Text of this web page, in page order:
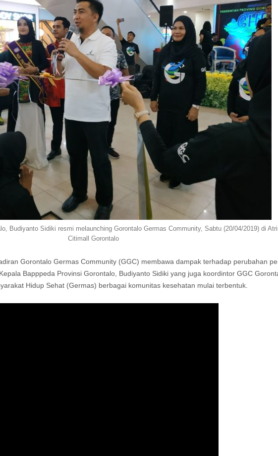
Budiyanto Sidiki resmi melaunching Gorontalo Germas Community, Sabtu (20/04/2019) di
Citimall Gorontalo
Gorontalo Germas Community (GGC) membawa dampak terhadap perubahan
Bapppeda Provinsi Gorontalo, Budiyanto Sidiki yang juga koordintor GGC
Hidup Sehat (Germas) berbagai komunitas kesehatan mulai terbentuk.